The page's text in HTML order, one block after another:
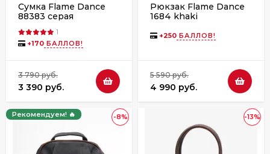
Сумка Flame Dance
88383 серая
1
+170 БАЛЛОВ!
3 790 руб.
3 390 руб.
Рюкзак Flame Dance
1684 khaki
+250 БАЛЛОВ!
5 590 руб.
4 990 руб.
-8%
Рекомендуем! 🔥 -13%